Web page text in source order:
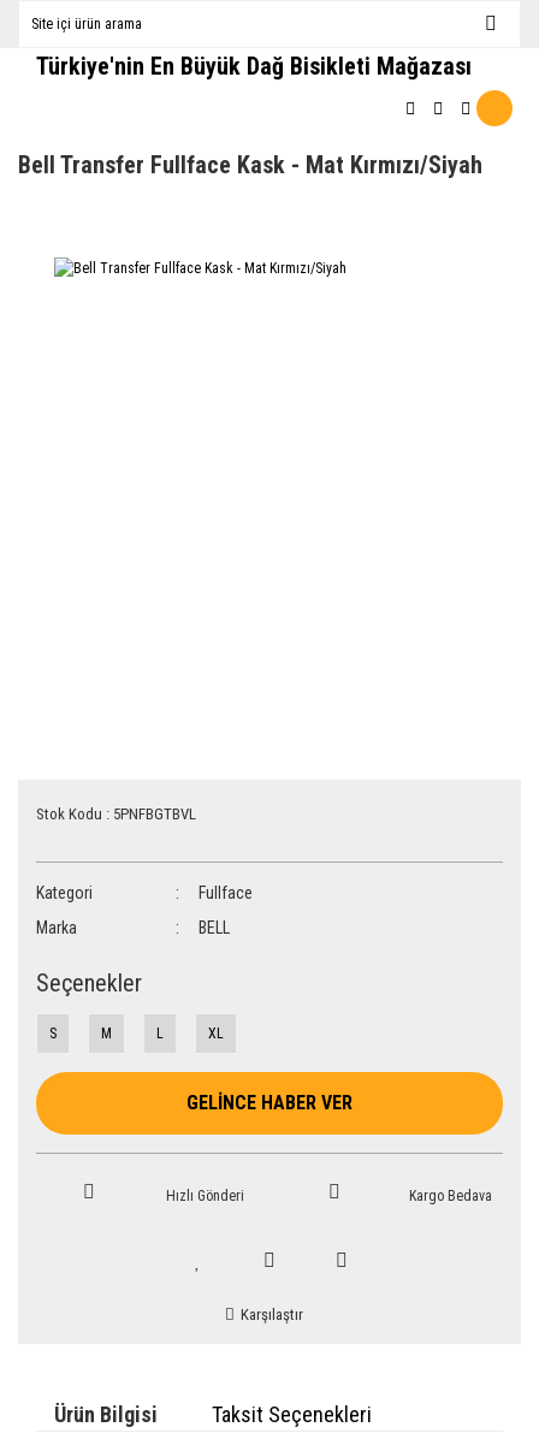
Türkiye'nin En Büyük Dağ Bisikleti Mağazası
Bell Transfer Fullface Kask - Mat Kırmızı/Siyah
Stok Kodu : 5PNFBGTBVL
Kategori
Fullface
Marka
BELL
Seçenekler
S M L XL
GELİNCE HABER VER
Hızlı Gönderi Kargo Bedava
Karşılaştır
Ürün Bilgisi Taksit Seçenekleri